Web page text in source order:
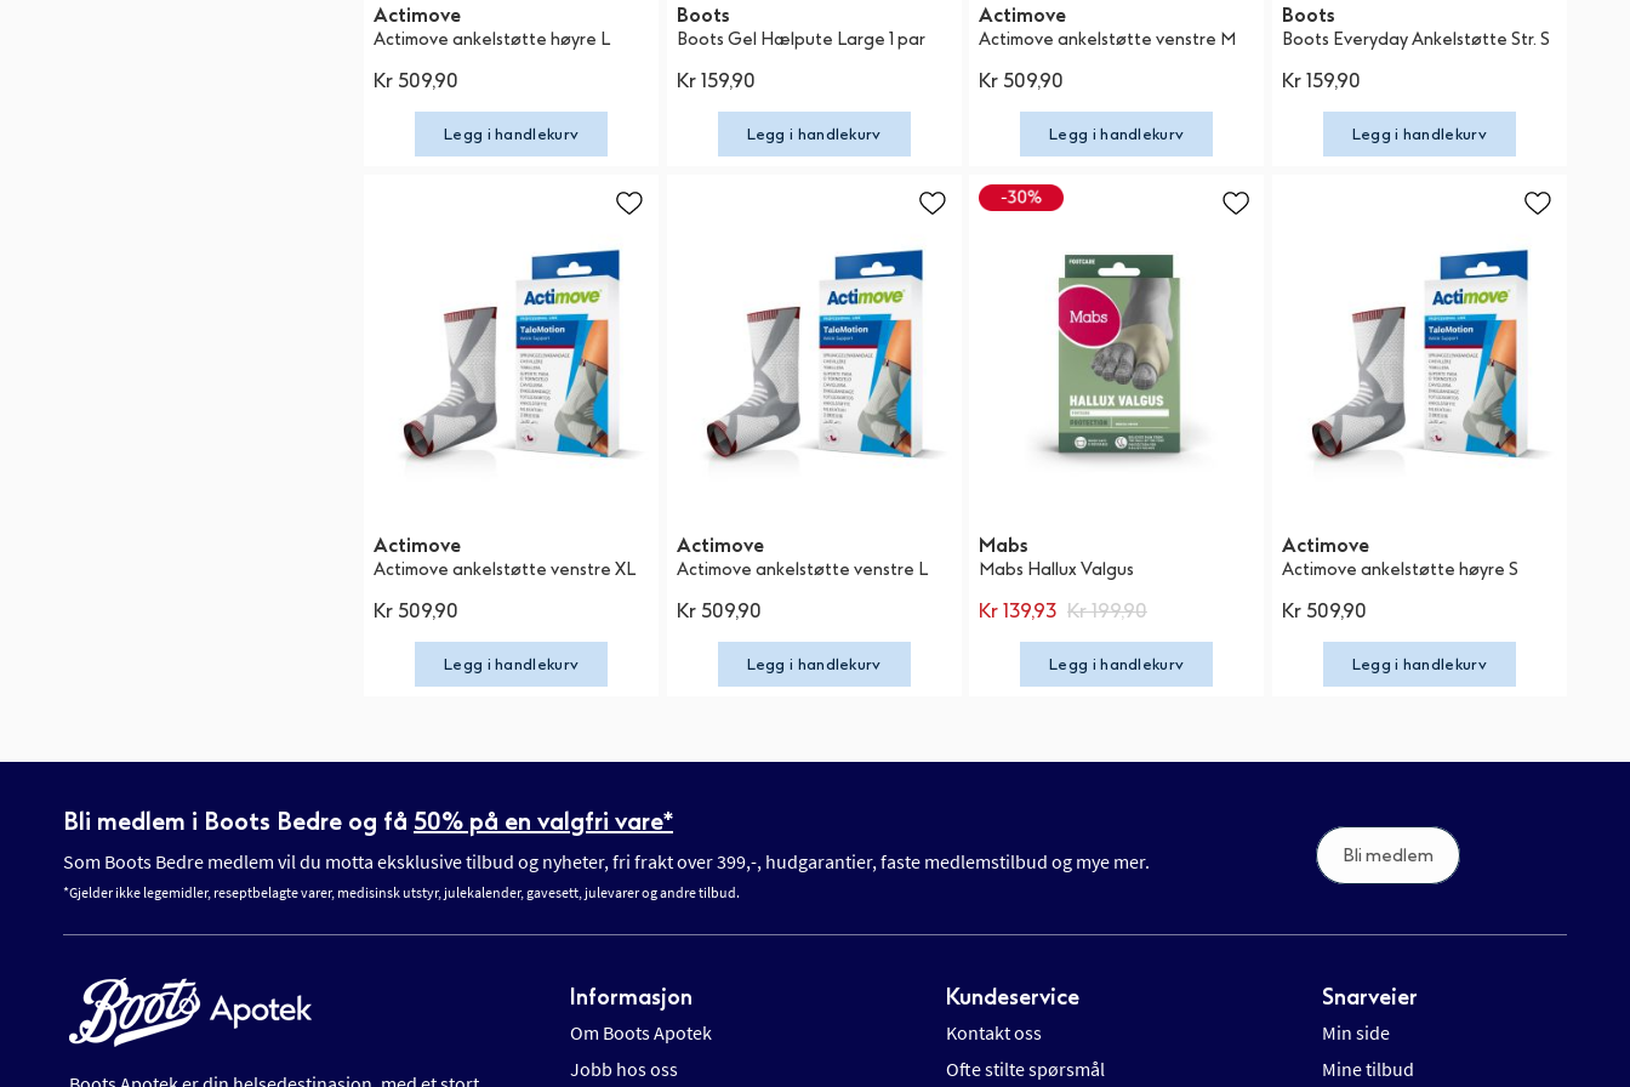
Actimove
Actimove ankelstøtte høyre L
Kr 509,90
Legg i handlekurv
Boots
Boots Gel Hælpute Large 1 par
Kr 159,90
Legg i handlekurv
Actimove
Actimove ankelstøtte venstre M
Kr 509,90
Legg i handlekurv
Boots
Boots Everyday Ankelstøtte Str. S
Kr 159,90
Legg i handlekurv
Actimove
Actimove ankelstøtte venstre XL
Kr 509,90
Legg i handlekurv
Actimove
Actimove ankelstøtte venstre L
Kr 509,90
Legg i handlekurv
Mabs
Mabs Hallux Valgus
Kr 139,93 Kr 199,90
Legg i handlekurv
Actimove
Actimove ankelstøtte høyre S
Kr 509,90
Legg i handlekurv
Bli medlem i Boots Bedre og få 50% på en valgfri vare*
Som Boots Bedre medlem vil du motta eksklusive tilbud og nyheter, fri frakt over 399,-, hudgarantier, faste medlemstilbud og mye mer.
*Gjelder ikke legemidler, reseptbelagte varer, medisinsk utstyr, julekalender, gavesett, julevarer og andre tilbud.
Bli medlem
Informasjon
Om Boots Apotek
Jobb hos oss
Kundeservice
Kontakt oss
Ofte stilte spørsmål
Snarveier
Min side
Mine tilbud